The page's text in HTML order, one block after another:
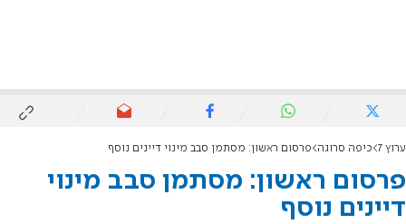
ערוץ 7 כיפה סרוגה פרסום ראשון: מסתמן סבב מינוי דיינים נוסף
פרסום ראשון: מסתמן סבב מינוי
דיינים נוסף